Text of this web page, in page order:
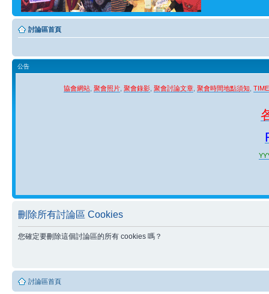
討論區首頁
公告
協會網站 聚會照片 聚會錄影 聚會討論文章 聚會時間地點須知
刪除所有討論區 Cookies
您確定要刪除這個討論區的所有 cookies 嗎？
討論區首頁